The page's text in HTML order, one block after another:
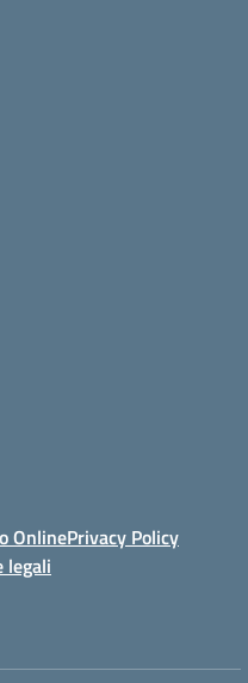
OnlinePrivacy Policy
legali